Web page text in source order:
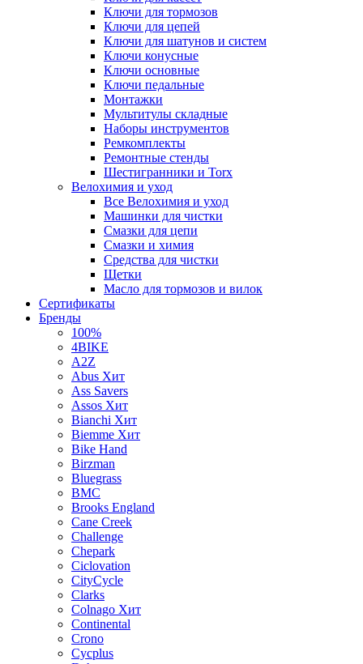
Ключи для тормозов
Ключи для цепей
Ключи для шатунов и систем
Ключи конусные
Ключи основные
Ключи педальные
Монтажки
Мультитулы складные
Наборы инструментов
Ремкомплекты
Ремонтные стенды
Шестигранники и Torx
Велохимия и уход
Все Велохимия и уход
Машинки для чистки
Смазки для цепи
Смазки и химия
Средства для чистки
Щетки
Масло для тормозов и вилок
Сертификаты
Бренды
100%
4BIKE
A2Z
Abus Хит
Ass Savers
Assos Хит
Bianchi Хит
Biemme Хит
Bike Hand
Birzman
Bluegrass
BMC
Brooks England
Cane Creek
Challenge
Chepark
Ciclovation
CityCycle
Clarks
Colnago Хит
Continental
Crono
Cycplus